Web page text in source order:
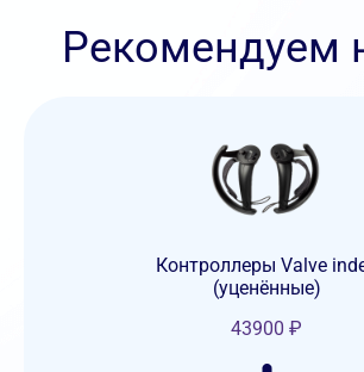
Рекомендуем
Контроллеры Valve
(уценённые)
43900 ₽